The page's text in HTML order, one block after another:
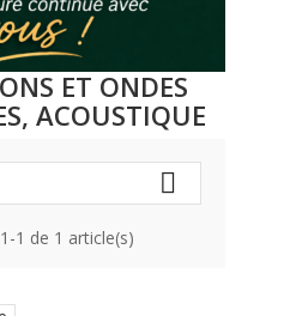
ET ONDES
ACOUSTIQUE

1 de 1 article(s)